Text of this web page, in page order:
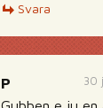
Svara
30
P